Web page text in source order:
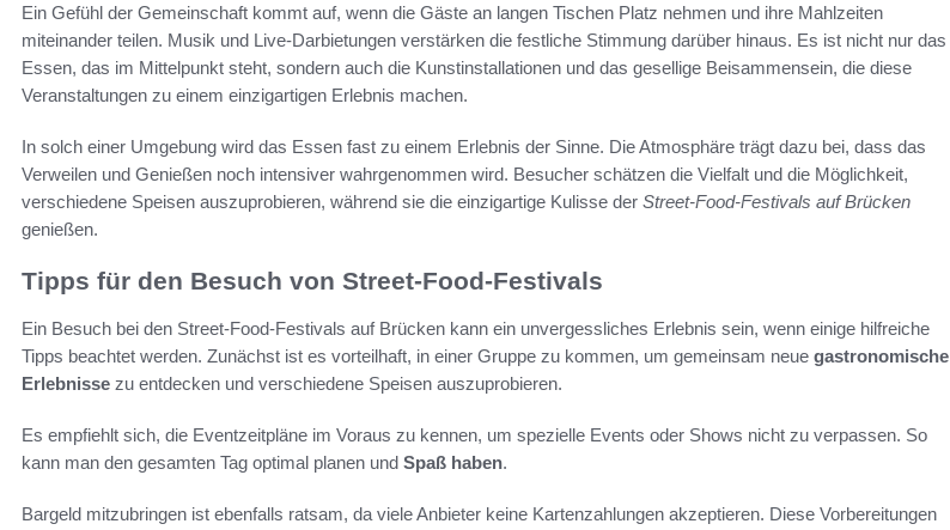
Ein Gefühl der Gemeinschaft kommt auf, wenn die Gäste an langen Tischen Platz nehmen und ihre Mahlzeiten
miteinander teilen. Musik und Live-Darbietungen verstärken die festliche Stimmung darüber hinaus. Es ist nicht nur das
Essen, das im Mittelpunkt steht, sondern auch die Kunstinstallationen und das gesellige Beisammensein, die diese
Veranstaltungen zu einem einzigartigen Erlebnis machen.
In solch einer Umgebung wird das Essen fast zu einem Erlebnis der Sinne. Die Atmosphäre trägt dazu bei, dass das
Verweilen und Genießen noch intensiver wahrgenommen wird. Besucher schätzen die Vielfalt und die Möglichkeit,
verschiedene Speisen auszuprobieren, während sie die einzigartige Kulisse der Street-Food-Festivals auf Brücken
genießen.
Tipps für den Besuch von Street-Food-Festivals
Ein Besuch bei den Street-Food-Festivals auf Brücken kann ein unvergessliches Erlebnis sein, wenn einige hilfreiche
Tipps beachtet werden. Zunächst ist es vorteilhaft, in einer Gruppe zu kommen, um gemeinsam neue gastronomische
Erlebnisse zu entdecken und verschiedene Speisen auszuprobieren.
Es empfiehlt sich, die Eventzeitpläne im Voraus zu kennen, um spezielle Events oder Shows nicht zu verpassen. So
kann man den gesamten Tag optimal planen und Spaß haben.
Bargeld mitzubringen ist ebenfalls ratsam, da viele Anbieter keine Kartenzahlungen akzeptieren. Diese Vorbereitungen